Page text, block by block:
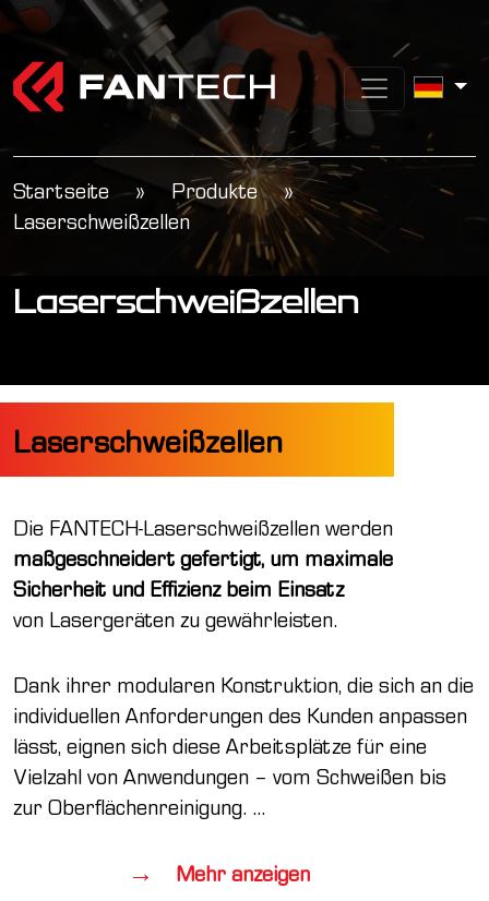
Startseite » Produkte
»
Laserschweißzellen
Laserschweißzellen
Laserschweißzellen
Die FANTECH-Laserschweißzellen werden
maßgeschneidert gefertigt, um maximale
Sicherheit und Effizienz beim Einsatz
von Lasergeräten zu gewährleisten.
Dank ihrer modularen Konstruktion, die sich an die
individuellen Anforderungen des Kunden anpassen
lässt, eignen sich diese Arbeitsplätze für eine
Vielzahl von Anwendungen – vom Schweißen bis
zur Oberflächenreinigung. ...
Mehr anzeigen